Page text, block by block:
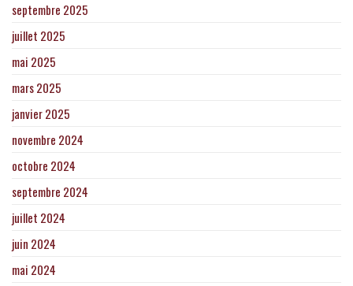
septembre 2025
juillet 2025
mai 2025
mars 2025
janvier 2025
novembre 2024
octobre 2024
septembre 2024
juillet 2024
juin 2024
mai 2024